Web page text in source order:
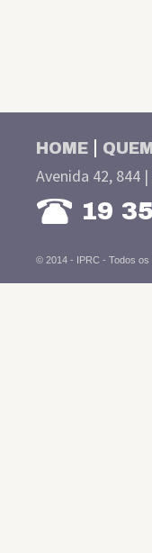
HOME
Avenida 42, 844
19
© 2014 - IPRC - Todos os